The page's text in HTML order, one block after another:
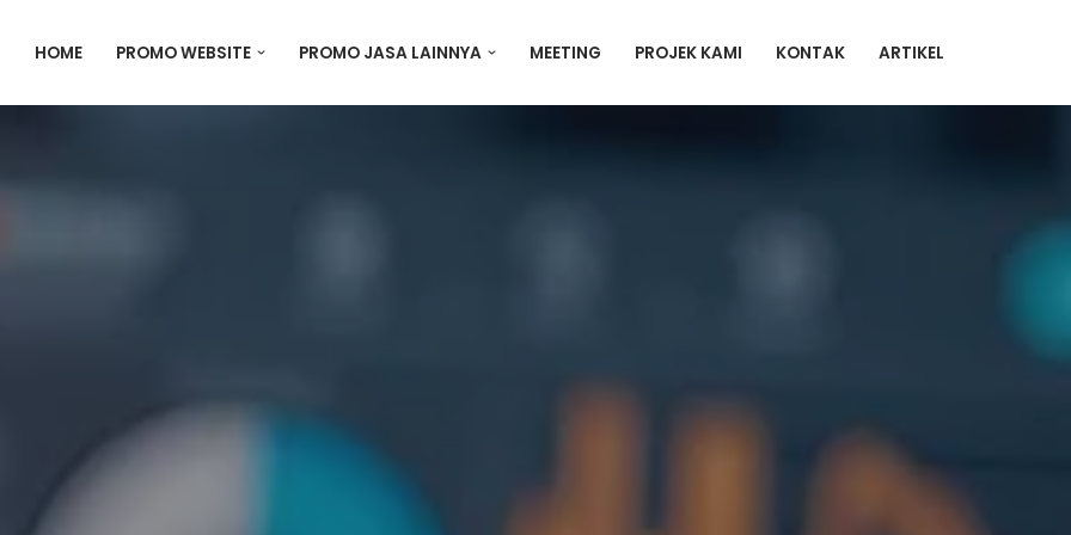
HOME PROMO WEBSITE PROMO JASA LAINNYA MEETING PROJEK KAMI KONTAK ARTIKEL